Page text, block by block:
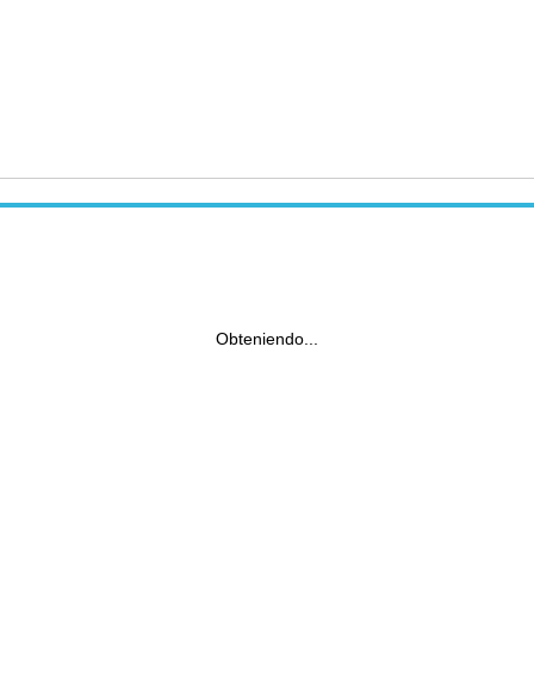
Obteniendo...